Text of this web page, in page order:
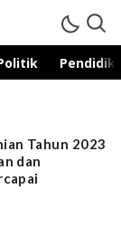
Tahun 2023
dan